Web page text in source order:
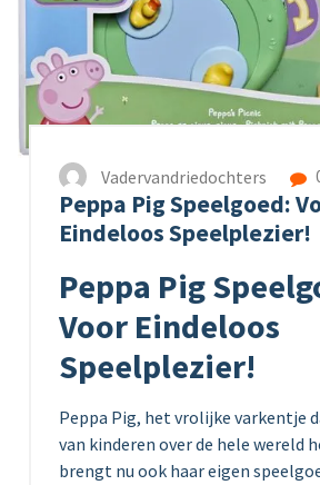
Vadervandriedochters
Peppa Pig Speelgoed:
Eindeloos Speelplezier!
Peppa Pig
Voor Eindeloos
Speelplezier!
Peppa Pig, het vrolijke varkentje
van kinderen over de hele wereld
brengt nu ook haar eigen